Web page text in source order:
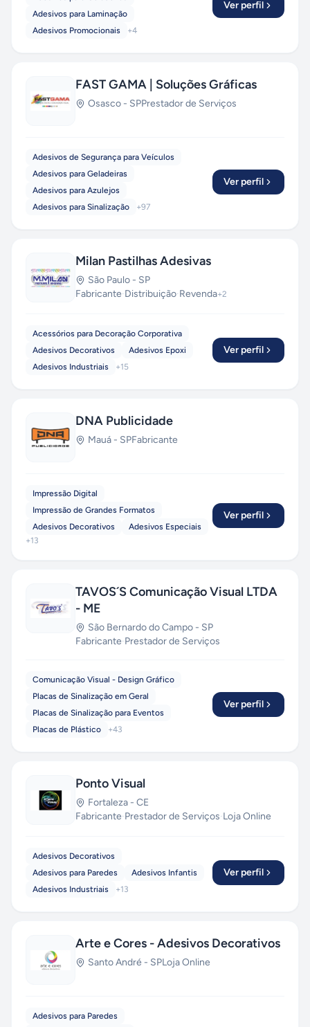
Adesivos para Laminação
Adesivos Promocionais
+4
Ver perfil
FAST GAMA | Soluções Gráficas
Osasco - SPPrestador de Serviços
Adesivos de Segurança para Veículos
Adesivos para Geladeiras
Adesivos para Azulejos
Adesivos para Sinalização
+97
Ver perfil
Milan Pastilhas Adesivas
São Paulo - SP
Fabricante·Distribuição·Revenda+2
Acessórios para Decoração Corporativa
Adesivos Decorativos
Adesivos Epoxi
Adesivos Industriais
+15
Ver perfil
DNA Publicidade
Mauá - SPFabricante
Impressão Digital
Impressão de Grandes Formatos
Adesivos Decorativos
Adesivos Especiais
+13
Ver perfil
TAVOS´S Comunicação Visual LTDA
- ME
São Bernardo do Campo - SP
Fabricante·Prestador de Serviços
Comunicação Visual - Design Gráfico
Placas de Sinalização em Geral
Placas de Sinalização para Eventos
Placas de Plástico
+43
Ver perfil
Ponto Visual
Fortaleza - CE
Fabricante·Prestador de Serviços·Loja Online
Adesivos Decorativos
Adesivos para Paredes
Adesivos Infantis
Adesivos Industriais
+13
Ver perfil
Arte e Cores - Adesivos Decorativos
Santo André - SPLoja Online
Adesivos para Paredes